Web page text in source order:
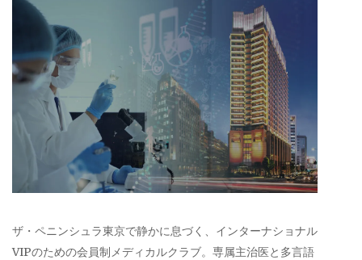
ザ・ペニンシュラ東京で静かに息づく、インターナショナル
VIPのための会員制メディカルクラブ。専属主治医と多言語